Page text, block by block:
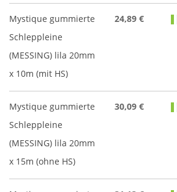
Mystique gummierte
Schleppleine
(MESSING) lila 20mm
x 10m (mit HS)
24,89 €
Mystique gummierte
Schleppleine
(MESSING) lila 20mm
x 15m (ohne HS)
30,09 €